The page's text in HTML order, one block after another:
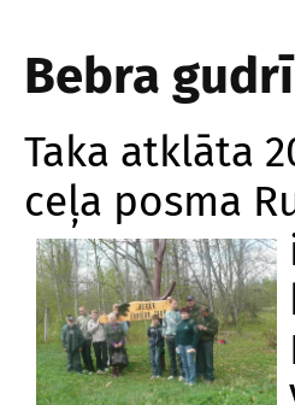
Bebra
Taka atklāta
ceļa posma